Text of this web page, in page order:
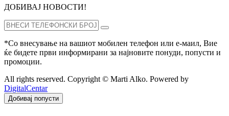
ДОБИВАЈ НОВОСТИ!
*Со внесување на вашиот мобилен телефон или е-маил, Вие
ќе бидете први информирани за најновите понуди, попусти и
промоции.
All rights reserved. Copyright © Marti Alko. Powered by
DigitalCentar
Добивај попусти